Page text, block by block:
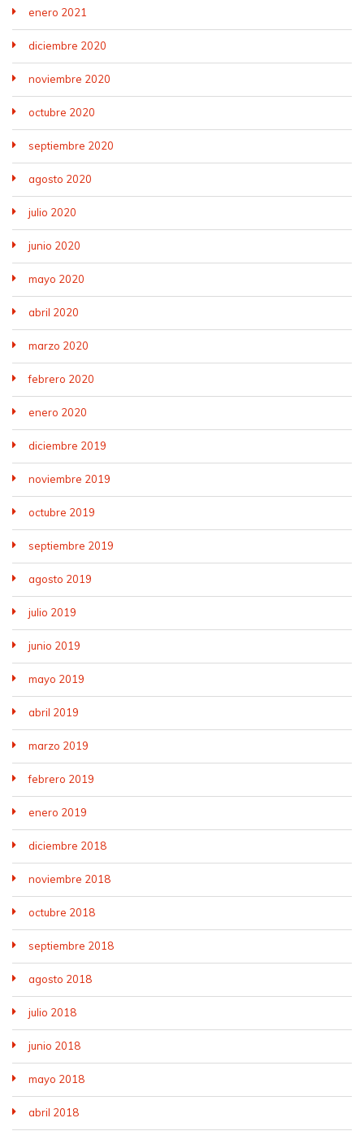
enero 2021
diciembre 2020
noviembre 2020
octubre 2020
septiembre 2020
agosto 2020
julio 2020
junio 2020
mayo 2020
abril 2020
marzo 2020
febrero 2020
enero 2020
diciembre 2019
noviembre 2019
octubre 2019
septiembre 2019
agosto 2019
julio 2019
junio 2019
mayo 2019
abril 2019
marzo 2019
febrero 2019
enero 2019
diciembre 2018
noviembre 2018
octubre 2018
septiembre 2018
agosto 2018
julio 2018
junio 2018
mayo 2018
abril 2018